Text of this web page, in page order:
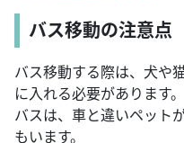
バス移動の注意点
バス移動する際は、犬や
に入れる必要があります。
バスは、車と違いペット
もいます。